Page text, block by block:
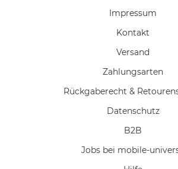
Impressum
Kontakt
Versand
Zahlungsarten
Rückgaberecht &
Datenschutz
B2B
Jobs bei mobile-